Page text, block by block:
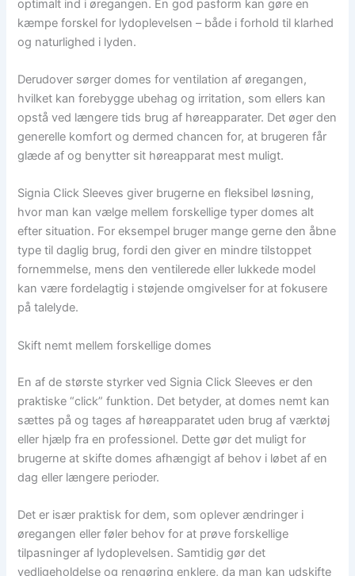
optimalt ind i øregangen. En god pasform kan gøre en
kæmpe forskel for lydoplevelsen – både i forhold til klarhed
og naturlighed i lyden.
Derudover sørger domes for ventilation af øregangen,
hvilket kan forebygge ubehag og irritation, som ellers kan
opstå ved længere tids brug af høreapparater. Det øger den
generelle komfort og dermed chancen for, at brugeren får
glæde af og benytter sit høreapparat mest muligt.
Signia Click Sleeves giver brugerne en fleksibel løsning,
hvor man kan vælge mellem forskellige typer domes alt
efter situation. For eksempel bruger mange gerne den åbne
type til daglig brug, fordi den giver en mindre tilstoppet
fornemmelse, mens den ventilerede eller lukkede model
kan være fordelagtig i støjende omgivelser for at fokusere
på talelyde.
Skift nemt mellem forskellige domes
En af de største styrker ved Signia Click Sleeves er den
praktiske “click” funktion. Det betyder, at domes nemt kan
sættes på og tages af høreapparatet uden brug af værktøj
eller hjælp fra en professionel. Dette gør det muligt for
brugerne at skifte domes afhængigt af behov i løbet af en
dag eller længere perioder.
Det er især praktisk for dem, som oplever ændringer i
øregangen eller føler behov for at prøve forskellige
tilpasninger af lydoplevelsen. Samtidig gør det
vedligeholdelse og rengøring enklere, da man kan udskifte